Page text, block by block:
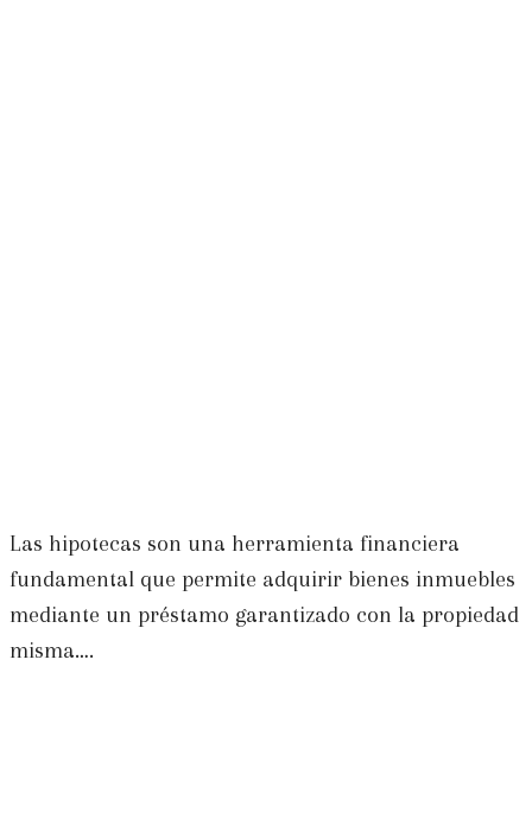
Las hipotecas son una herramienta financiera
fundamental que permite adquirir bienes inmuebles
mediante un préstamo garantizado con la propiedad
misma….